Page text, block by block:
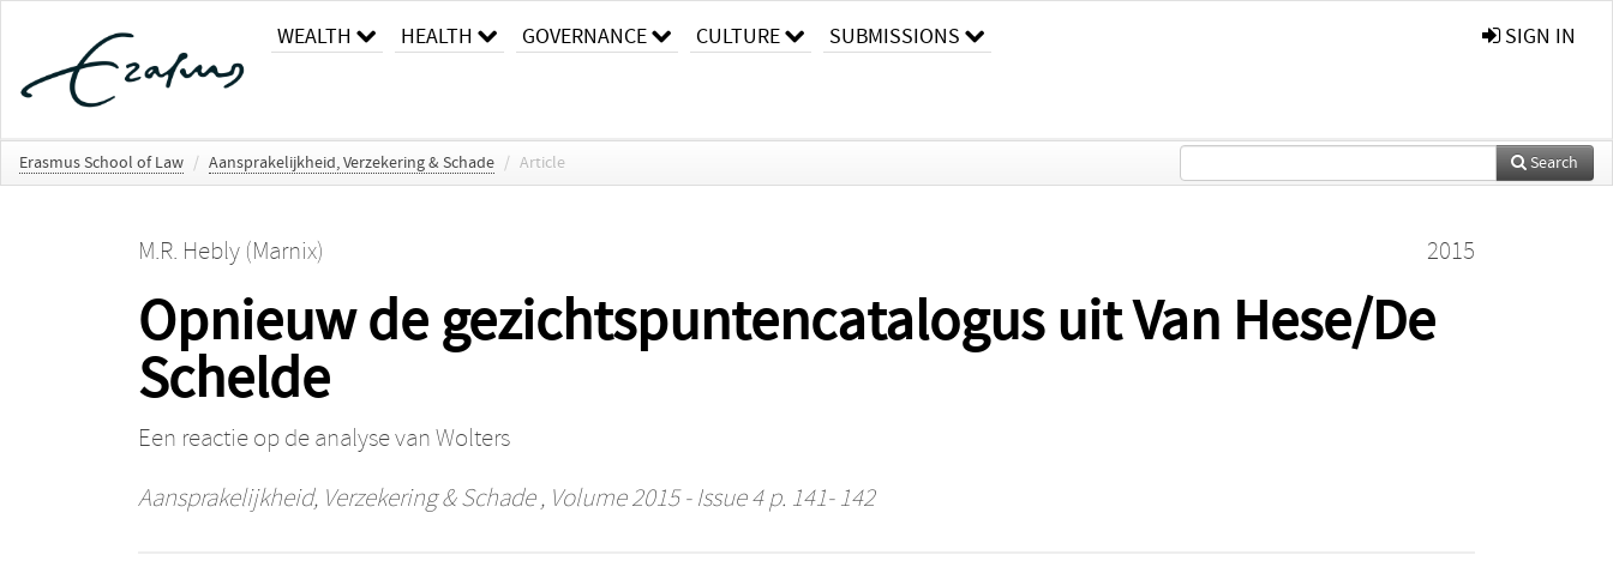
WEALTH HEALTH GOVERNANCE CULTURE SUBMISSIONS SIGN IN
Erasmus School of Law / Aansprakelijkheid, Verzekering & Schade / Article Search
M.R. Hebly (Marnix) 2015
Opnieuw de gezichtspuntencatalogus uit Van Hese/De
Schelde
Een reactie op de analyse van Wolters
Aansprakelijkheid, Verzekering & Schade, Volume 2015 - Issue 4 p. 141- 142